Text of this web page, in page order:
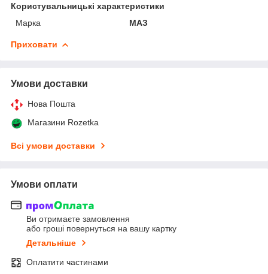
Користувальницькі характеристики
Марка
МАЗ
Приховати
Умови доставки
Нова Пошта
Магазини Rozetka
Всі умови доставки
Умови оплати
Ви отримаєте замовлення
або гроші повернуться на вашу картку
Детальніше
Оплатити частинами